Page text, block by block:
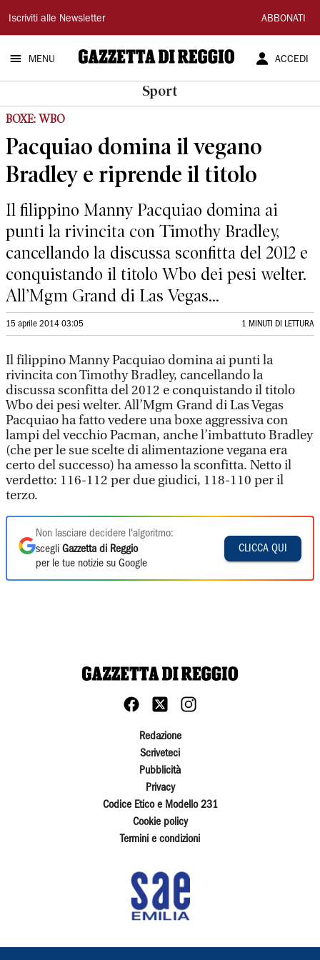
Gazzetta
di
Reggio
Iscriviti alle Newsletter ABBONATI
MENU ACCEDI
Sport
BOXE: WBO
Pacquiao domina il vegano
Bradley e riprende il titolo
Il filippino Manny Pacquiao domina ai
punti la rivincita con Timothy Bradley,
cancellando la discussa sconfitta del 2012 e
conquistando il titolo Wbo dei pesi welter.
All’Mgm Grand di Las Vegas...
15 aprile 2014 03:05 1 MINUTI DI LETTURA
Il filippino Manny Pacquiao domina ai punti la
rivincita con Timothy Bradley, cancellando la
discussa sconfitta del 2012 e conquistando il titolo
Wbo dei pesi welter. All’Mgm Grand di Las Vegas
Pacquiao ha fatto vedere una boxe aggressiva con
lampi del vecchio Pacman, anche l’imbattuto Bradley
(che per le sue scelte di alimentazione vegana era
certo del successo) ha amesso la sconfitta. Netto il
verdetto: 116-112 per due giudici, 118-110 per il
terzo.
Non lasciare decidere l'algoritmo:
scegli Gazzetta di Reggio
per le tue notizie su Google
CLICCA QUI
Redazione
Scriveteci
Pubblicità
Privacy
Codice Etico e Modello 231
Cookie policy
Termini e condizioni